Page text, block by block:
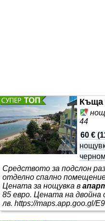
Къща
44
60 € (
Средството за подслон
отделно спално
Цената за нощувка в
85 евро. Цената на двойна
лв. https://maps.app.goo.gl/